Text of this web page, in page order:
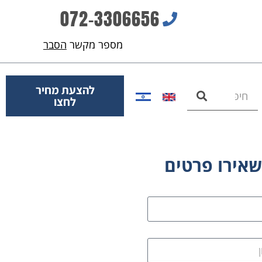
072-3306656
מספר מקשר הסבר
להצעת מחיר
לחצו
פרטים